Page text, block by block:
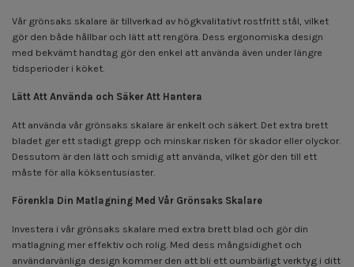
Vår grönsaks skalare är tillverkad av högkvalitativt rostfritt stål, vilket
gör den både hållbar och lätt att rengöra. Dess ergonomiska design
med bekvämt handtag gör den enkel att använda även under längre
tidsperioder i köket.
Lätt Att Använda och Säker Att Hantera
Att använda vår grönsaks skalare är enkelt och säkert. Det extra brett
bladet ger ett stadigt grepp och minskar risken för skador eller olyckor.
Dessutom är den lätt och smidig att använda, vilket gör den till ett
måste för alla köksentusiaster.
Förenkla Din Matlagning Med Vår Grönsaks Skalare
Investera i vår grönsaks skalare med extra brett blad och gör din
matlagning mer effektiv och rolig. Med dess mångsidighet och
användarvänliga design kommer den att bli ett oumbärligt verktyg i ditt